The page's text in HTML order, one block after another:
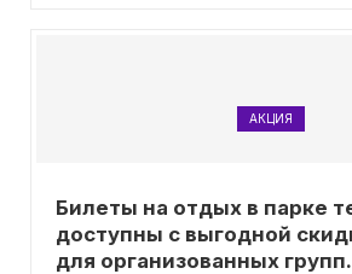
АКЦИЯ
Билеты на отдых в парке
доступны с выгодной
для организованных